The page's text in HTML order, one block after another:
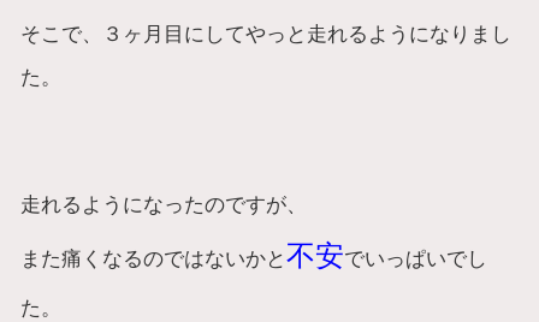
そこで、３ヶ月目にしてやっと走れるようになりまし
た。
走れるようになったのですが、
また痛くなるのではないかと不安でいっぱいでし
た。